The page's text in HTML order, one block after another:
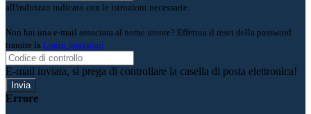
all'indirizzo indicato con le istruzioni necessarie.
Non hai una e-mail associata al nome utente? Effettua il reset della password
tramite la Login Spaggiari
E-mail inviata, si prega di controllare la casella di posta elettronica!
Errore